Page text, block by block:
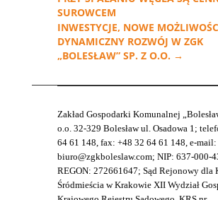
SUROWCEM
INWESTYCJE, NOWE
DYNAMICZNY ROZWÓJ W ZGK
„BOLESŁAW” SP. Z O.O.→
Zakład Gospodarki Komunalnej
o.o. 32-329 Bolesław ul. Osadowa 1;
64 61 148, fax: +48 32 64 61 148, e-mail:
biuro@zgkboleslaw.com; NIP: 637-000-
REGON: 272661647; Sąd Rejonowy dla
Śródmieścia w Krakowie XII Wydział